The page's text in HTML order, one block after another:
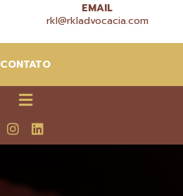
EMAIL
rkl@rkladvocacia.com
CONTATO